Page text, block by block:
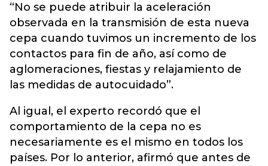
“No se puede atribuir la aceleración
observada en la transmisión de esta nueva
cepa cuando tuvimos un incremento de los
contactos para fin de año, así como de
aglomeraciones, fiestas y relajamiento de
las medidas de autocuidado”.
Al igual, el experto recordó que el
comportamiento de la cepa no es
necesariamente es el mismo en todos los
países. Por lo anterior, afirmó que antes de